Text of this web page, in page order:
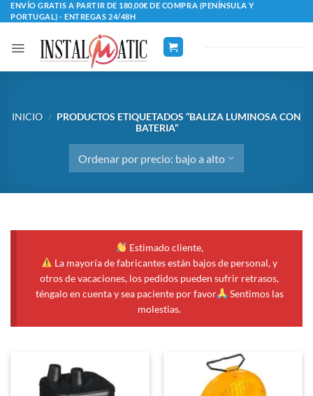
Saltar
al
contenido
ENVÍO GRATIS A PARTIR DE 180,00€ DE COMPRA (PENÍNSULA Y
PORTUGAL) - ENTREGAS 24/48H
INICIO / PRODUCTOS ETIQUETADOS “BALIZA LUMINOSA CON
BATERIA”
Estimado cliente,
La mayoría de fabricantes están bajos de personal, y
otros de vacaciones, los pedidos pueden sufrir retrasos,
téngalo en cuenta y sea paciente por favor
Sentimos las
molestias.